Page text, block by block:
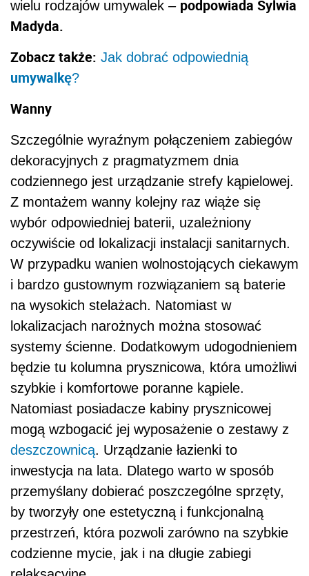
wielu rodzajów umywalek – podpowiada Sylwia
Madyda.
Zobacz także: Jak dobrać odpowiednią
umywalkę?
Wanny
Szczególnie wyraźnym połączeniem zabiegów
dekoracyjnych z pragmatyzmem dnia
codziennego jest urządzanie strefy kąpielowej.
Z montażem wanny kolejny raz wiąże się
wybór odpowiedniej baterii, uzależniony
oczywiście od lokalizacji instalacji sanitarnych.
W przypadku wanien wolnostojących ciekawym
i bardzo gustownym rozwiązaniem są baterie
na wysokich stelażach. Natomiast w
lokalizacjach narożnych można stosować
systemy ścienne. Dodatkowym udogodnieniem
będzie tu kolumna prysznicowa, która umożliwi
szybkie i komfortowe poranne kąpiele.
Natomiast posiadacze kabiny prysznicowej
mogą wzbogacić jej wyposażenie o zestawy z
deszczownicą. Urządzanie łazienki to
inwestycja na lata. Dlatego warto w sposób
przemyślany dobierać poszczególne sprzęty,
by tworzyły one estetyczną i funkcjonalną
przestrzeń, która pozwoli zarówno na szybkie
codzienne mycie, jak i na długie zabiegi